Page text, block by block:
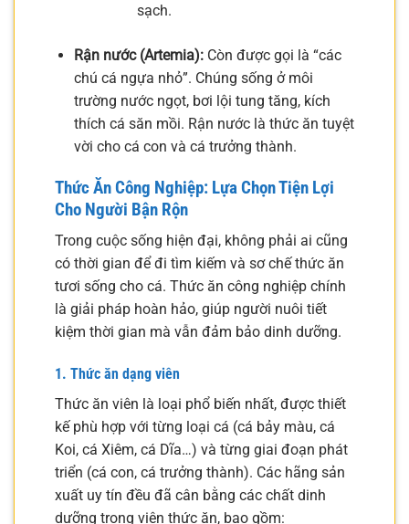
sạch.
Rận nước (Artemia):Còn được gọi là “các
chú cá ngựa nhỏ”. Chúng sống ở môi
trường nước ngọt, bơi lội tung tăng, kích
thích cá săn mồi. Rận nước là thức ăn tuyệt
vời cho cá con và cá trưởng thành.
Thức Ăn Công Nghiệp: Lựa Chọn Tiện Lợi
Cho Người Bận Rộn
Trong cuộc sống hiện đại, không phải ai cũng
có thời gian để đi tìm kiếm và sơ chế thức ăn
tươi sống cho cá. Thức ăn công nghiệp chính
là giải pháp hoàn hảo, giúp người nuôi tiết
kiệm thời gian mà vẫn đảm bảo dinh dưỡng.
1. Thức ăn dạng viên
Thức ăn viên là loại phổ biến nhất, được thiết
kế phù hợp với từng loại cá (cá bảy màu, cá
Koi, cá Xiêm, cá Dĩa…) và từng giai đoạn phát
triển (cá con, cá trưởng thành). Các hãng sản
xuất uy tín đều đã cân bằng các chất dinh
dưỡng trong viên thức ăn, bao gồm: